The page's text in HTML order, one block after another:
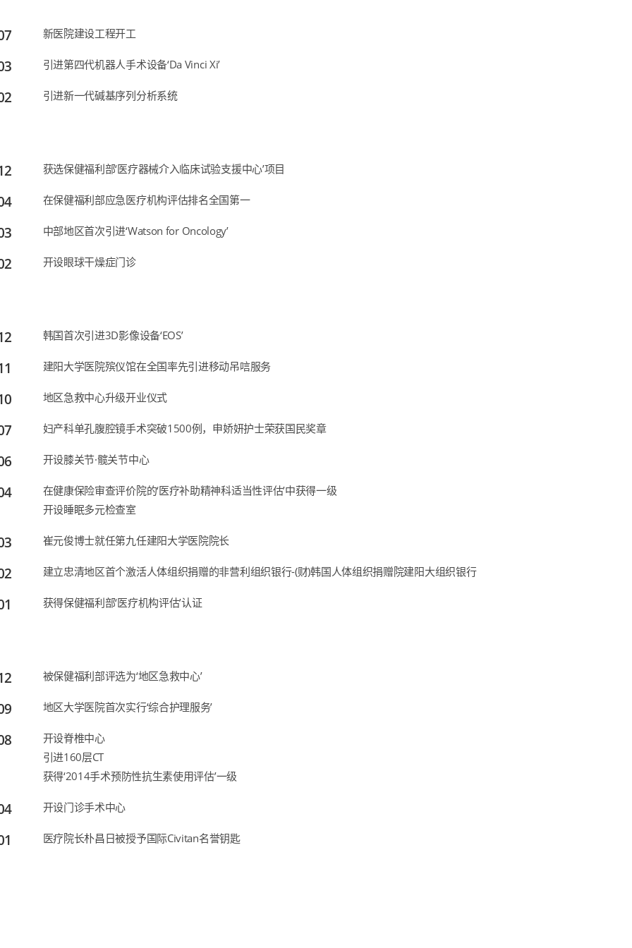
新医院建设工程开工
引进第四代机器人手术设备‘Da Vinci Xi’
引进新一代碱基序列分析系统
获选保健福利部‘医疗器械介入临床试验支援中心’项目
在保健福利部应急医疗机构评估排名全国第一
中部地区首次引进‘Watson for Oncology’
开设眼球干燥症门诊
韩国首次引进3D影像设备‘EOS’
建阳大学医院殡仪馆在全国率先引进移动吊唁服务
地区急救中心升级开业仪式
妇产科单孔腹腔镜手术突破1500例，申娇妍护士荣获国民奖章
开设膝关节·髋关节中心
在健康保险审查评价院的‘医疗补助精神科适当性评估’中获得一级
开设睡眠多元检查室
崔元俊博士就任第九任建阳大学医院院长
建立忠清地区首个激活人体组织捐赠的非营利组织银行-(财)韩国人体组织捐赠院建阳大组织银行
获得保健福利部‘医疗机构评估’认证
被保健福利部评选为‘地区急救中心’
地区大学医院首次实行‘综合护理服务’
开设脊椎中心
引进160层CT
获得‘2014手术预防性抗生素使用评估’一级
开设门诊手术中心
医疗院长朴昌日被授予国际Civitan名誉钥匙